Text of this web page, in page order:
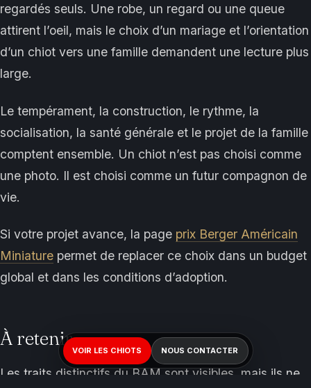
regardés seuls. Une robe, un regard ou une queue
attirent l’oeil, mais le choix d’un mariage et l’orientation
d’un chiot vers une famille demandent une lecture plus
large.
Le tempérament, la construction, le rythme, la
socialisation, la santé générale et le projet de la famille
comptent ensemble. Un chiot n’est pas choisi comme
une photo. Il est choisi comme un futur compagnon de
vie.
Si votre projet avance, la page prix Berger Américain
Miniature permet de replacer ce choix dans un budget
global et dans les conditions d’adoption.
À retenir
Les traits distinctifs du BAM sont visibles, mais ils ne
VOIR LES CHIOTS NOUS CONTACTER